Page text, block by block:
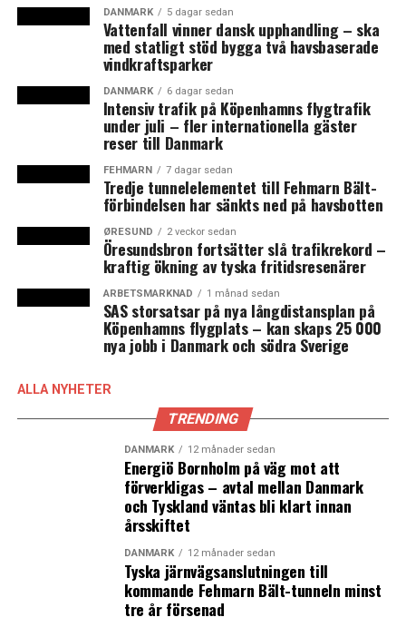
Inflationen fortsätter att stiga till rekordnivåer i
Sverige
Färre cyklar till jobbet i Köpenhamn nu än innan corona
DANMARK 5 dagar sedan
Vattenfall vinner dansk upphandling – ska
med statligt stöd bygga två havsbaserade
vindkraftsparker
DANMARK 6 dagar sedan
Intensiv trafik på Köpenhamns flygtrafik
under juli – fler internationella gäster
reser till Danmark
FEHMARN 7 dagar sedan
Tredje tunnelelementet till Fehmarn Bält-
förbindelsen har sänkts ned på havsbotten
ØRESUND 2 veckor sedan
Öresundsbron fortsätter slå trafikrekord –
kraftig ökning av tyska fritidsresenärer
ARBETSMARKNAD 1 månad sedan
SAS storsatsar på nya långdistansplan på
Köpenhamns flygplats – kan skaps 25 000
nya jobb i Danmark och södra Sverige
ALLA NYHETER
TRENDING
DANMARK 12 månader sedan
Energiö Bornholm på väg mot att
förverkligas – avtal mellan Danmark
och Tyskland väntas bli klart innan
årsskiftet
DANMARK 12 månader sedan
Tyska järnvägsanslutningen till
kommande Fehmarn Bält-tunneln minst
tre år försenad